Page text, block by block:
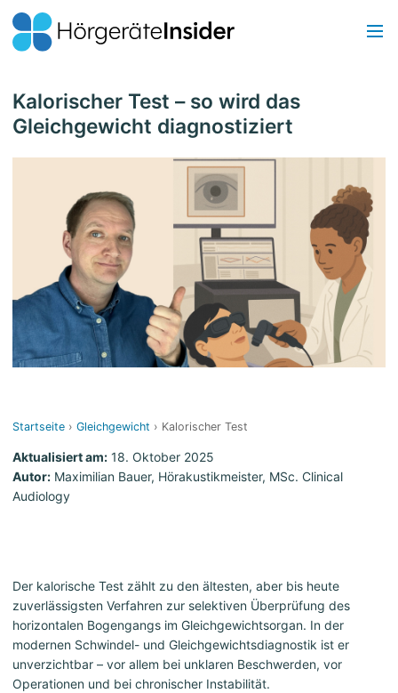
Kalorischer Test – so wird das
Gleichgewicht diagnostiziert
Startseite › Gleichgewicht › Kalorischer Test
Aktualisiert am: 18. Oktober 2025
Autor: Maximilian Bauer, Hörakustikmeister, MSc. Clinical
Audiology
Der kalorische Test zählt zu den ältesten, aber bis heute
zuverlässigsten Verfahren zur selektiven Überprüfung des
horizontalen Bogengangs im Gleichgewichtsorgan. In der
modernen Schwindel- und Gleichgewichtsdia­gnostik ist er
unverzichtbar – vor allem bei unklaren Beschwerden, vor
Operationen und bei chronischer Instabilität.